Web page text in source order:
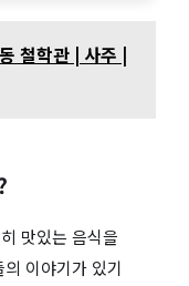
철학관 | 사주 |
맛있는 음식을
이야기가 있기